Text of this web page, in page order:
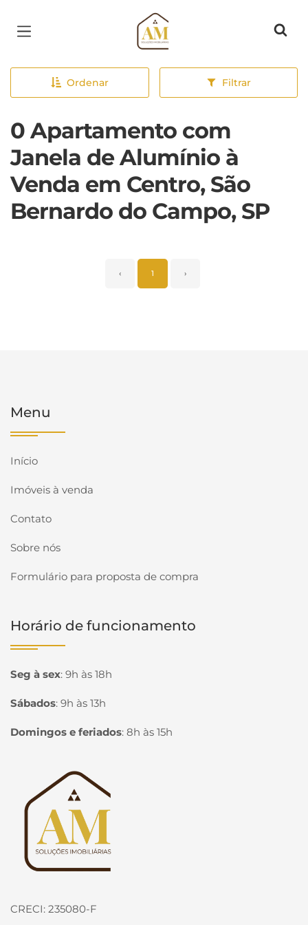
Página inicial
Ordenar Filtrar
0 Apartamento com
Janela de Alumínio à
Venda em Centro, São
Bernardo do Campo, SP
‹ 1 ›
Menu
Início
Imóveis à venda
Contato
Sobre nós
Formulário para proposta de compra
Horário de funcionamento
Seg à sex: 9h às 18h
Sábados: 9h às 13h
Domingos e feriados: 8h às 15h
Página inicial
CRECI: 235080-F